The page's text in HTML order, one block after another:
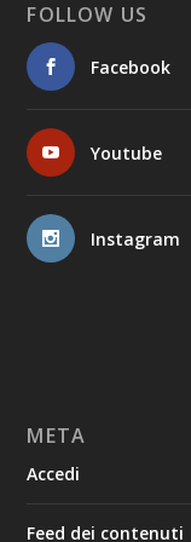
FOLLOW US
Facebook
Youtube
Instagram
META
Accedi
Feed dei contenuti